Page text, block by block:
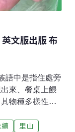
文版出版 布
語中是指住處旁
來、餐桌上餵
物種多樣性、
全球力抗氣候
里山